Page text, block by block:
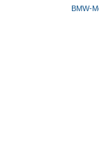
BMW-